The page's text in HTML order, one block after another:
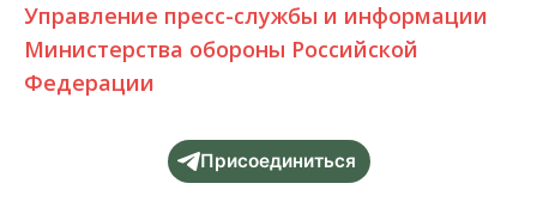
Управление пресс-службы и информации
Министерства обороны Российской
Федерации
Присоединиться